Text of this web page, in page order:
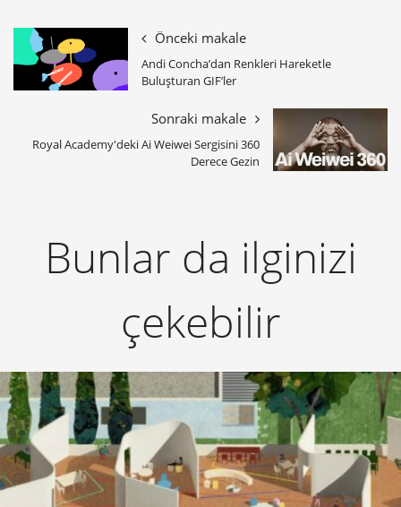
Önceki makale
Andi Concha’dan Renkleri Hareketle
Buluşturan GIF’ler
Sonraki makale
Royal Academy'deki Ai Weiwei Sergisini 360
Derece Gezin
Bunlar da ilginizi
çekebilir